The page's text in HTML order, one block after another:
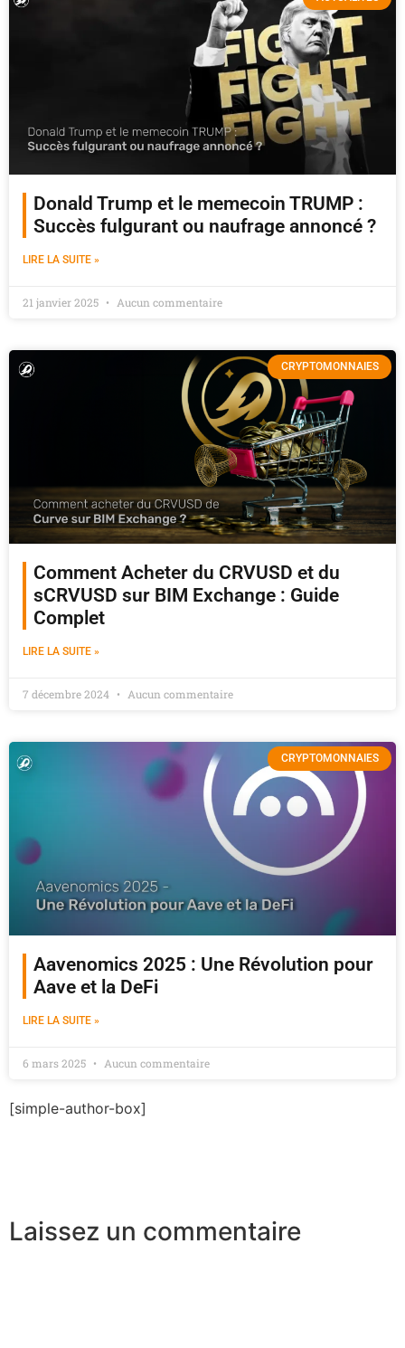
Donald Trump et le memecoin TRUMP :
Succès fulgurant ou naufrage annoncé ?
LIRE LA SUITE »
21 janvier 2025 Aucun commentaire
CRYPTOMONNAIES
Comment Acheter du CRVUSD et du
sCRVUSD sur BIM Exchange : Guide
Complet
LIRE LA SUITE »
7 décembre 2024 Aucun commentaire
CRYPTOMONNAIES
Aavenomics 2025 : Une Révolution pour
Aave et la DeFi
LIRE LA SUITE »
6 mars 2025 Aucun commentaire
[simple-author-box]
Laissez un commentaire